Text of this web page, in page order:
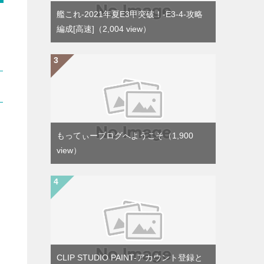
艦これ-2021年夏E3甲突破！-E3-4-攻略
編成[高速] （2,004 view）
もってぃーブログへようこそ（1,900
view）
CLIP STUDIO PAINT-アカウント登録と